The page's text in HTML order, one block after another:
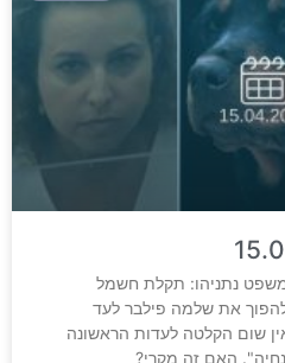
נתניהו: תקלת חשמל
את שלמה פילבר לעד
שום הקלטה לעדות הראשונה
האם זה מקרי?